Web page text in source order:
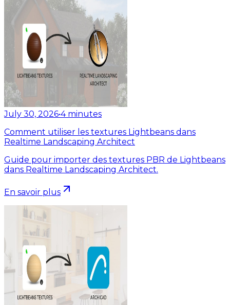
July 30, 2026•4 minutes
Comment utiliser les textures Lightbeans dans
Realtime Landscaping Architect
Guide pour importer des textures PBR de Lightbeans
dans Realtime Landscaping Architect.
En savoir plus